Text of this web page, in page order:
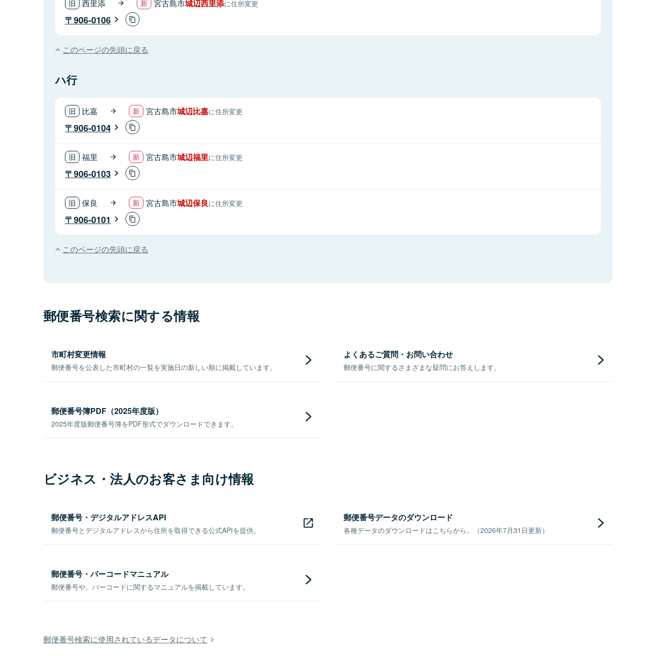
西里添 宮古島市城辺西里添に住所変更
906-0106
このページの先頭に戻る
ハ行
比嘉 宮古島市城辺比嘉に住所変更
906-0104
福里 宮古島市城辺福里に住所変更
906-0103
保良 宮古島市城辺保良に住所変更
906-0101
このページの先頭に戻る
郵便番号検索に関する情報
市町村変更情報
郵便番号を公表した市町村の一覧を実施日の新しい順に掲載しています。
よくあるご質問・お問い合わせ
郵便番号に関するさまざまな疑問にお答えします。
郵便番号簿PDF（2025年度版）
2025年度版郵便番号簿をPDF形式でダウンロードできます。
ビジネス・法人のお客さま向け情報
郵便番号・デジタルアドレスAPI
郵便番号とデジタルアドレスから住所を取得できる公式APIを提供。
郵便番号データのダウンロード
各種データのダウンロードはこちらから。（2026年7月31日更新）
郵便番号・バーコードマニュアル
郵便番号や、バーコードに関するマニュアルを掲載しています。
郵便番号検索に使用されているデータについて